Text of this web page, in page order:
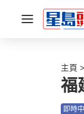
主頁
福
即時